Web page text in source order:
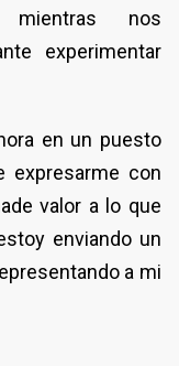
mientras nos
experimentar
en un puesto
expresarme con
valor a lo que
enviando un
a mi